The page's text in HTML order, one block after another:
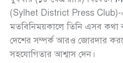
(Sylhet District Press Club)-এ
মতবিনিময়কালে তিনি এসব
দেশের সম্পর্ক আরও জোরদার
সহযোগিতার আশ্বাস দেন।